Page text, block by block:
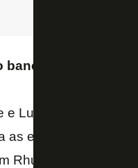
e Luiz Fernando, os
as extremidades
Rhuan, outra cria